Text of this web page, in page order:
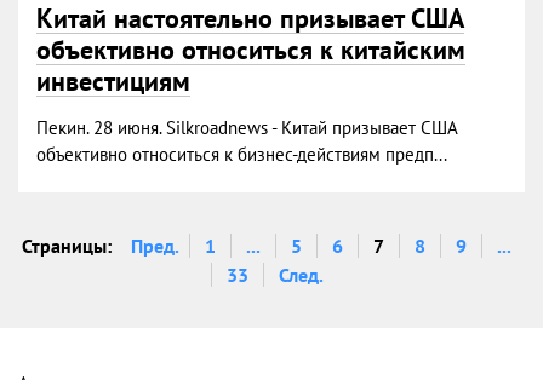
Китай настоятельно призывает США
объективно относиться к китайским
инвестициям
Пекин. 28 июня. Silkroadnews - Китай призывает США
объективно относиться к бизнес-действиям предп...
Страницы: Пред. 1 ... 5 6 7 8 9
...
33
След.